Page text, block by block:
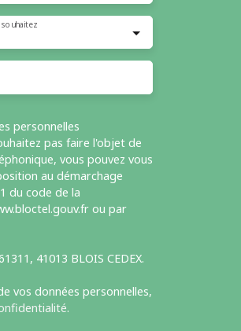
souhaitez
personnelles
pas faire l'objet de
vous pouvez vous
au démarchage
du code de la
ou par
41013 BLOIS CEDEX.
vos données personnelles,
.